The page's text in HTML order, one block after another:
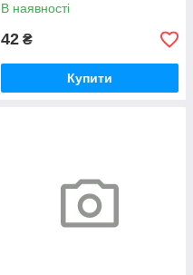
В наявності
42 ₴
Купити